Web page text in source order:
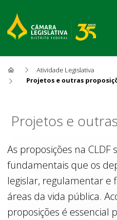
Atividade Legislativa
Projetos e outras
Projetos e
As proposições na
fundamentais que os
legislar, regulamentar e
áreas da vida pública.
proposições é essencial